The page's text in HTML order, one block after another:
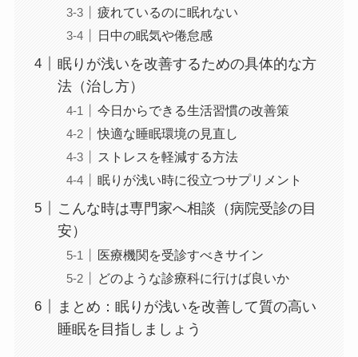
疲れているのに眠れない
日中の眠気や倦怠感
眠りが浅いを改善するための具体的な方
法（治し方）
今日からできる生活習慣の改善策
快適な睡眠環境の見直し
ストレスを軽減する方法
眠りが浅い時に役立つサプリメント
こんな時は専門家へ相談（病院受診の目
安）
医療機関を受診すべきサイン
どのような診療科に行けば良いか
まとめ：眠りが浅いを改善して質の高い
睡眠を目指しましょう